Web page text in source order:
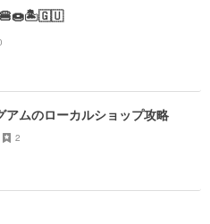
アムのローカルショップ攻略
2